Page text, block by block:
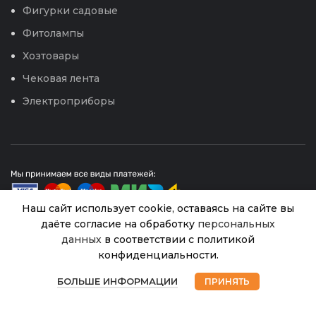
Фигурки садовые
Фитолампы
Хозтовары
Чековая лента
Электроприборы
Интернет магазин Успех. ИП Хрипунов Сергей
Александрович
ИНН 420800180243 / ОГРНИП 304420530300327
Все права защищены.Персональные данные.
Наш сайт использует cookie, оставаясь на сайте вы
даёте согласие на обработку персональных
данных в соответствии с политикой
конфиденциальности.
БОЛЬШЕ ИНФОРМАЦИИ ПРИНЯТЬ
Кабачок
F1 (Сиб.сад)99.00₽
наличии
Магазин Избранное Корзина Мой аккаунт